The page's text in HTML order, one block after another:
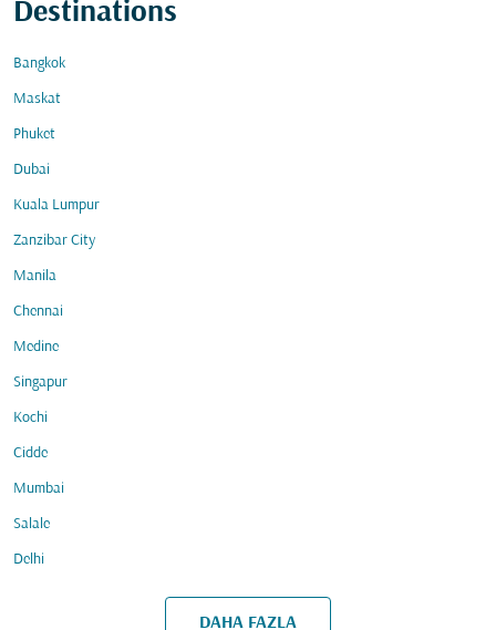
Destinations
Bangkok
Maskat
Phuket
Dubai
Kuala Lumpur
Zanzibar City
Manila
Chennai
Medine
Singapur
Kochi
Cidde
Mumbai
Salale
Delhi
DAHA FAZLA